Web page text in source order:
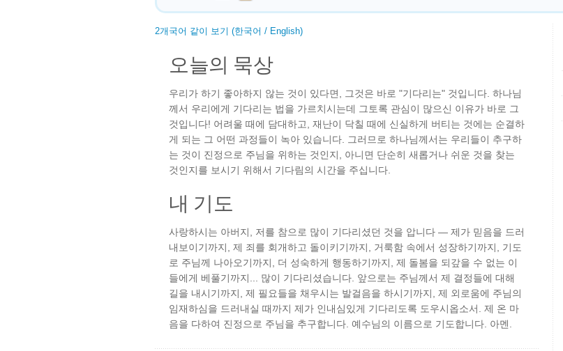
2개국어 같이 보기 (한국어 / English)
오늘의 묵상
우리가 하기 좋아하지 않는 것이 있다면, 그것은 바로 "기다리는" 것입니다. 하나님
께서 우리에게 기다리는 법을 가르치시는데 그토록 관심이 많으신 이유가 바로 그
것입니다! 어려울 때에 담대하고, 재난이 닥칠 때에 신실하게 버티는 것에는 순결하
게 되는 그 어떤 과정들이 녹아 있습니다. 그러므로 하나님께서는 우리들이 추구하
는 것이 진정으로 주님을 위하는 것인지, 아니면 단순히 새롭거나 쉬운 것을 찾는
것인지를 보시기 위해서 기다림의 시간을 주십니다.
내 기도
사랑하시는 아버지, 저를 참으로 많이 기다리셨던 것을 압니다 — 제가 믿음을 드러
내보이기까지, 제 죄를 회개하고 돌이키기까지, 거룩함 속에서 성장하기까지, 기도
로 주님께 나아오기까지, 더 성숙하게 행동하기까지, 제 돌봄을 되갚을 수 없는 이
들에게 베풀기까지... 많이 기다리셨습니다. 앞으로는 주님께서 제 결정들에 대해
길을 내시기까지, 제 필요들을 채우시는 발걸음을 하시기까지, 제 외로움에 주님의
임재하심을 드러내실 때까지 제가 인내심있게 기다리도록 도우시옵소서. 제 온 마
음을 다하여 진정으로 주님을 추구합니다. 예수님의 이름으로 기도합니다. 아멘.